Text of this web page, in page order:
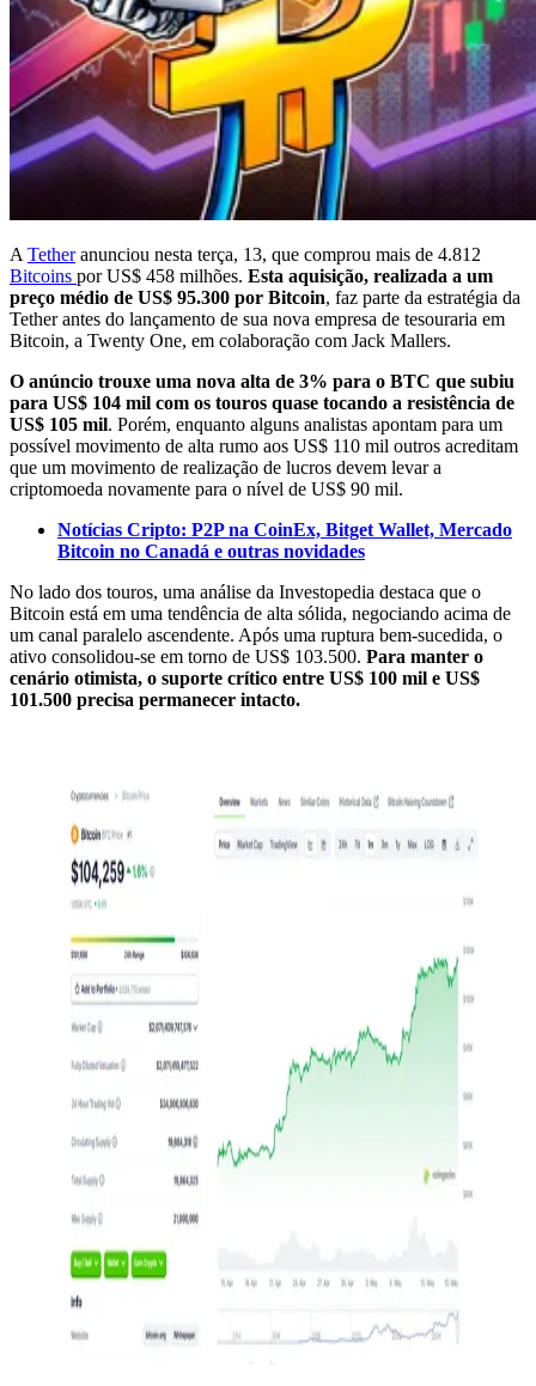
A Tetheranunciou nesta terça, 13, que comprou mais de 4.812
Bitcoins por US$ 458 milhões. Esta aquisição, realizada a um
preço médio de US$ 95.300 por Bitcoin, faz parte da estratégia da
Tether antes do lançamento de sua nova empresa de tesouraria em
Bitcoin, a Twenty One, em colaboração com Jack Mallers.
O anúncio trouxe uma nova alta de 3% para o BTC que subiu
para US$ 104 mil com os touros quase tocando a resistência de
US$ 105 mil. Porém, enquanto alguns analistas apontam para um
possível movimento de alta rumo aos US$ 110 mil outros acreditam
que um movimento de realização de lucros devem levar a
criptomoeda novamente para o nível de US$ 90 mil.
Notícias Cripto: P2P na CoinEx, Bitget Wallet, Mercado
Bitcoin no Canadá e outras novidades
No lado dos touros, uma análise da Investopedia destaca que o
Bitcoin está em uma tendência de alta sólida, negociando acima de
um canal paralelo ascendente. Após uma ruptura bem-sucedida, o
ativo consolidou-se em torno de US$ 103.500. Para manter o
cenário otimista, o suporte crítico entre US$ 100 mil e US$
101.500 precisa permanecer intacto.